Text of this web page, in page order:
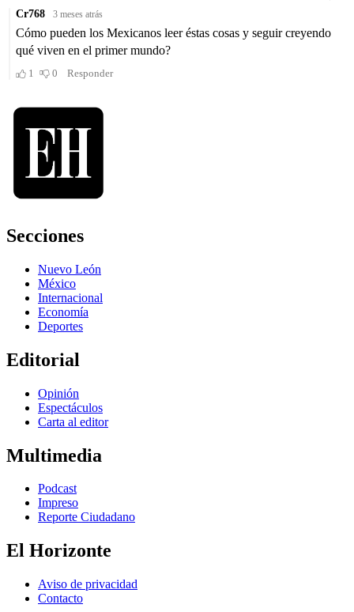
Secciones
Nuevo León
México
Internacional
Economía
Deportes
Editorial
Opinión
Espectáculos
Carta al editor
Multimedia
Podcast
Impreso
Reporte Ciudadano
El Horizonte
Aviso de privacidad
Contacto